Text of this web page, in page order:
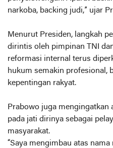
narkoba, backing judi,” ujar
Menurut Presiden, langkah
dirintis oleh pimpinan TNI
reformasi internal terus
hukum semakin profesional,
kepentingan rakyat.
Prabowo juga mengingatkan
pada jati dirinya sebagai
masyarakat.
“Saya mengimbau atas